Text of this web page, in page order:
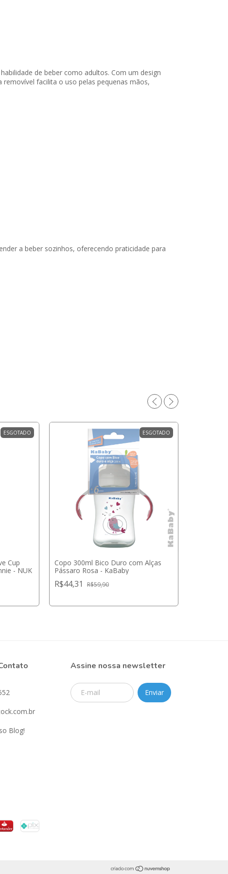
de beber como adultos. Com um design
facilita o uso pelas pequenas mãos,
a beber sozinhos, oferecendo praticidade para
ESGOTADO
Cup
- NUK
ESGOTADO
Copo 300ml Bico Duro com Alças
Pássaro Rosa - KaBaby
R$44,31 R$59,90
Blog!
Assine nossa newsletter